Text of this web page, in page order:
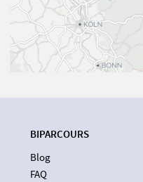
BIPARCOURS
Blog
FAQ